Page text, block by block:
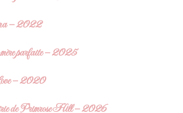
– 2022
parfaite – 2025
– 2020
de Primrose Hill – 2026